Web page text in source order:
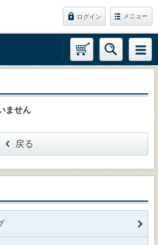
ログイン メニュー
ません
戻る